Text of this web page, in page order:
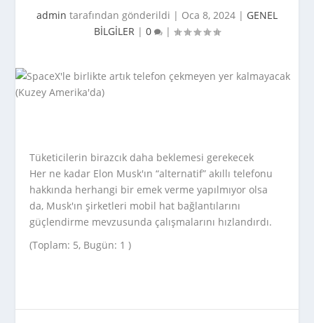
admin tarafından gönderildi | Oca 8, 2024 | GENEL
BİLGİLER | 0 |
Tüketicilerin birazcık daha beklemesi gerekecek
Her ne kadar Elon Musk'ın “alternatif” akıllı telefonu
hakkında herhangi bir emek verme yapılmıyor olsa
da, Musk'ın şirketleri mobil hat bağlantılarını
güçlendirme mevzusunda çalışmalarını hızlandırdı.
(Toplam: 5, Bugün: 1 )